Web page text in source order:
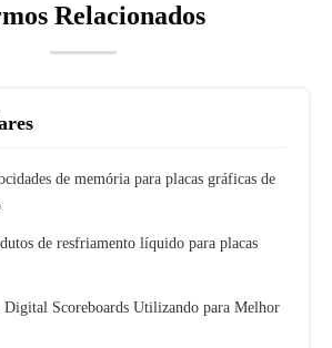
Relacionados
de memória para placas gráficas de
de resfriamento líquido para placas
Scoreboards Utilizando para Melhor